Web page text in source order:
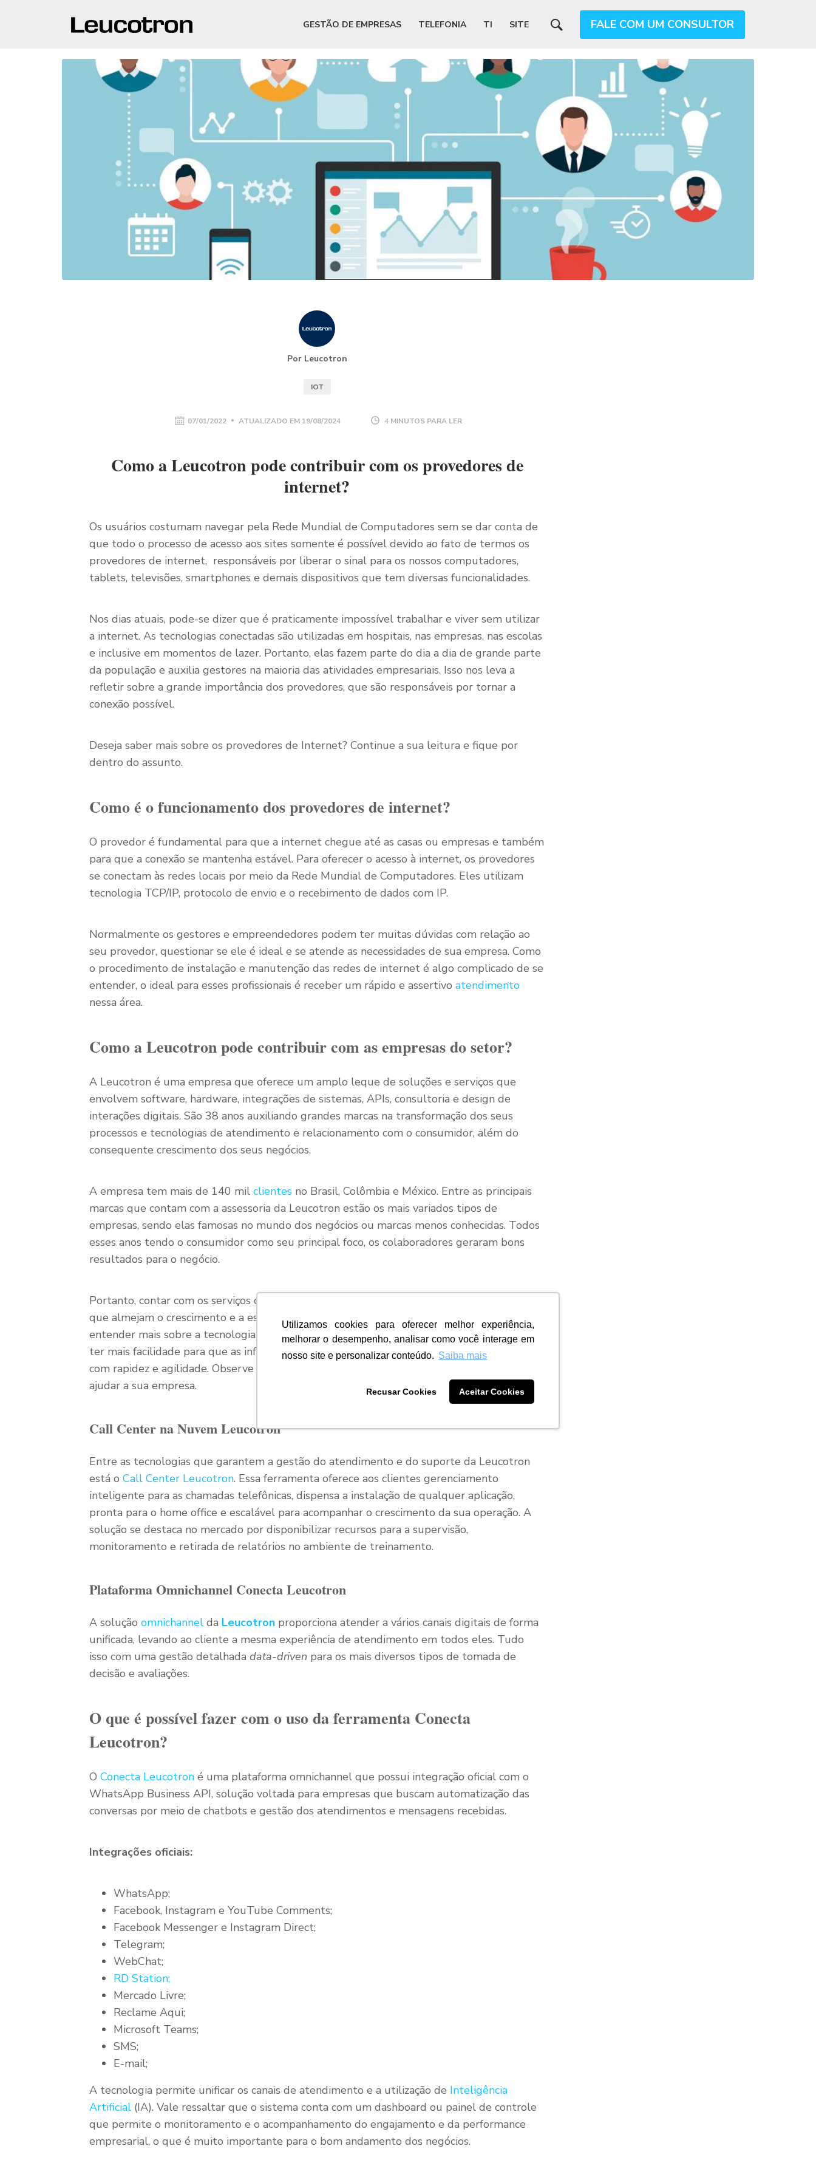
Utilizamos cookies para oferecer melhor experiência,
melhorar o desempenho, analisar como você interage em
nosso site e personalizar conteúdo. Saiba mais
Recusar Cookies Aceitar Cookies
GESTÃO DE EMPRESAS TELEFONIA TI SITE FALE COM UM CONSULTOR
Por Leucotron
IOT
07/01/2022 ATUALIZADO EM 19/08/2024 4 MINUTOS PARA LER
Como a Leucotron pode contribuir com os provedores de
internet?
Os usuários costumam navegar pela Rede Mundial de Computadores sem se dar conta de
que todo o processo de acesso aos sites somente é possível devido ao fato de termos os
provedores de internet, responsáveis por liberar o sinal para os nossos computadores,
tablets, televisões, smartphones e demais dispositivos que tem diversas funcionalidades.
Nos dias atuais, pode-se dizer que é praticamente impossível trabalhar e viver sem utilizar
a internet. As tecnologias conectadas são utilizadas em hospitais, nas empresas, nas escolas
e inclusive em momentos de lazer. Portanto, elas fazem parte do dia a dia de grande parte
da população e auxilia gestores na maioria das atividades empresariais. Isso nos leva a
refletir sobre a grande importância dos provedores, que são responsáveis por tornar a
conexão possível.
Deseja saber mais sobre os provedores de Internet? Continue a sua leitura e fique por
dentro do assunto.
Como é o funcionamento dos provedores de internet?
O provedor é fundamental para que a internet chegue até as casas ou empresas e também
para que a conexão se mantenha estável. Para oferecer o acesso à internet, os provedores
se conectam às redes locais por meio da Rede Mundial de Computadores. Eles utilizam
tecnologia TCP/IP, protocolo de envio e o recebimento de dados com IP.
Normalmente os gestores e empreendedores podem ter muitas dúvidas com relação ao
seu provedor, questionar se ele é ideal e se atende as necessidades de sua empresa. Como
o procedimento de instalação e manutenção das redes de internet é algo complicado de se
entender, o ideal para esses profissionais é receber um rápido e assertivo atendimento
nessa área.
Como a Leucotron pode contribuir com as empresas do setor?
A Leucotron é uma empresa que oferece um amplo leque de soluções e serviços que
envolvem software, hardware, integrações de sistemas, APIs, consultoria e design de
interações digitais. São 38 anos auxiliando grandes marcas na transformação dos seus
processos e tecnologias de atendimento e relacionamento com o consumidor, além do
consequente crescimento dos seus negócios.
A empresa tem mais de 140 mil clientes no Brasil, Colômbia e México. Entre as principais
marcas que contam com a assessoria da Leucotron estão os mais variados tipos de
empresas, sendo elas famosas no mundo dos negócios ou marcas menos conhecidas. Todos
esses anos tendo o consumidor como seu principal foco, os colaboradores geraram bons
resultados para o negócio.
Portanto, contar com os serviços da Leucotron é de extrema importância para as empresas
que almejam o crescimento e a estabilidade no mercado. Com o seu auxílio é possível
entender mais sobre a tecnologia e utilizá-la como um diferencial competitivo, bem como
ter mais facilidade para que as informações cheguem a todos os envolvidos na operação
com rapidez e agilidade. Observe abaixo os principais pontos em que a Leucotron pode
ajudar a sua empresa.
Call Center na Nuvem Leucotron
Entre as tecnologias que garantem a gestão do atendimento e do suporte da Leucotron
está o Call Center Leucotron. Essa ferramenta oferece aos clientes gerenciamento
inteligente para as chamadas telefônicas, dispensa a instalação de qualquer aplicação,
pronta para o home office e escalável para acompanhar o crescimento da sua operação. A
solução se destaca no mercado por disponibilizar recursos para a supervisão,
monitoramento e retirada de relatórios no ambiente de treinamento.
Plataforma Omnichannel Conecta Leucotron
A solução omnichannel da Leucotron proporciona atender a vários canais digitais de forma
unificada, levando ao cliente a mesma experiência de atendimento em todos eles. Tudo
isso com uma gestão detalhada data-driven para os mais diversos tipos de tomada de
decisão e avaliações.
O que é possível fazer com o uso da ferramenta Conecta
Leucotron?
O Conecta Leucotron é uma plataforma omnichannel que possui integração oficial com o
WhatsApp Business API, solução voltada para empresas que buscam automatização das
conversas por meio de chatbots e gestão dos atendimentos e mensagens recebidas.
Integrações oficiais:
WhatsApp;
Facebook, Instagram e YouTube Comments;
Facebook Messenger e Instagram Direct;
Telegram;
WebChat;
RD Station;
Mercado Livre;
Reclame Aqui;
Microsoft Teams;
SMS;
E-mail;
A tecnologia permite unificar os canais de atendimento e a utilização de Inteligência
Artificial (IA). Vale ressaltar que o sistema conta com um dashboard ou painel de controle
que permite o monitoramento e o acompanhamento do engajamento e da performance
empresarial, o que é muito importante para o bom andamento dos negócios.